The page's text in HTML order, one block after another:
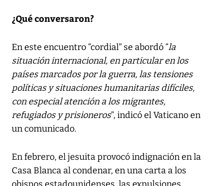
¿Qué conversaron?
En este encuentro “cordial” se abordó “la
situación internacional, en particular en los
países marcados por la guerra, las tensiones
políticas y situaciones humanitarias difíciles,
con especial atención a los migrantes,
refugiados y prisioneros”, indicó el Vaticano en
un comunicado.
En febrero, el jesuita provocó indignación en la
Casa Blanca al condenar, en una carta a los
obispos estadounidenses, las expulsiones